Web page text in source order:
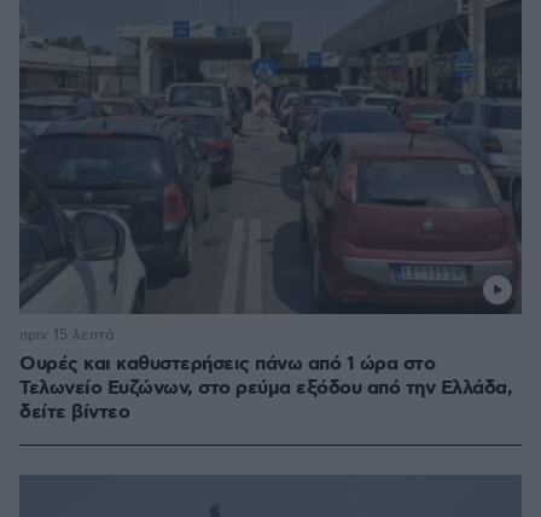
Ουρές και καθυστερήσεις πάνω από 1 ώρα στο
Τελωνείο Ευζώνων, στο ρεύμα εξόδου από την Ελλάδα,
δείτε βίντεο
πριν 15 λεπτά